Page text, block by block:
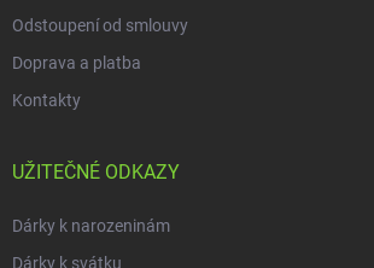
Odstoupení od smlouvy
Doprava a platba
Kontakty
UŽITEČNÉ ODKAZY
Dárky k narozeninám
Dárky k svátku